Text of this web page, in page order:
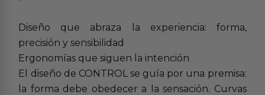
Diseño que abraza la experiencia: forma,
precisión y sensibilidad
Ergonomías que siguen la intención
El diseño de CONTROL se guía por una premisa:
la forma debe obedecer a la sensación. Curvas